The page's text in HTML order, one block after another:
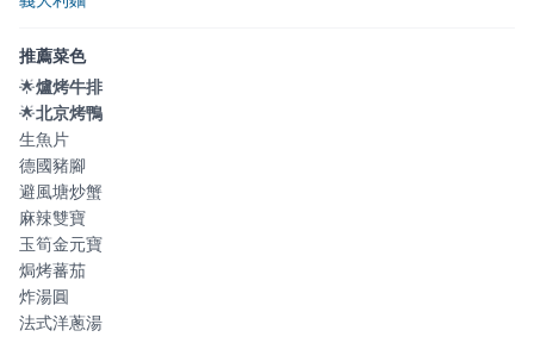
推薦菜色
🌟爐烤牛排
🌟北京烤鴨
生魚片
德國豬腳
避風塘炒蟹
麻辣雙寶
玉筍金元寶
焗烤蕃茄
炸湯圓
法式洋蔥湯